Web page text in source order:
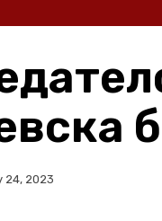
24, 2023